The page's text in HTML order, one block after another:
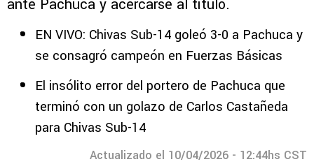
ante Pachuca y acercarse al título.
EN VIVO: Chivas Sub-14 goleó 3-0 a Pachuca y
se consagró campeón en Fuerzas Básicas
El insólito error del portero de Pachuca que
terminó con un golazo de Carlos Castañeda
para Chivas Sub-14
Actualizado el 10/04/2026 - 12:44hs CST